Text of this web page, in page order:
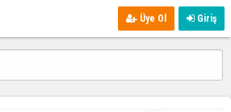
Üye Ol Giriş